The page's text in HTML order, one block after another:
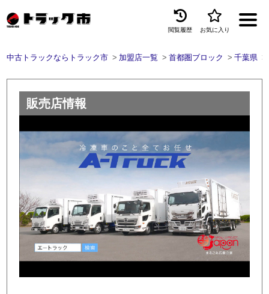
トラック買取
加盟店一覧
お問い合わせ
お気に入り
閲覧履歴
閲覧履歴 お気に入り
中古トラックならトラック市 加盟店一覧 首都圏ブロック 千葉県
販売店情報